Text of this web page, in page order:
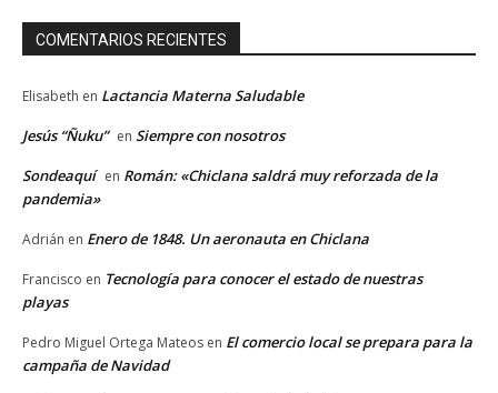
COMENTARIOS RECIENTES
Elisabeth en Lactancia Materna Saludable
Jesús “Ñuku” en Siempre con nosotros
Sondeaquí en Román: «Chiclana saldrá muy reforzada de la
pandemia»
Adrián en Enero de 1848. Un aeronauta en Chiclana
Francisco en Tecnología para conocer el estado de nuestras
playas
Pedro Miguel Ortega Mateos en El comercio local se prepara para la
campaña de Navidad